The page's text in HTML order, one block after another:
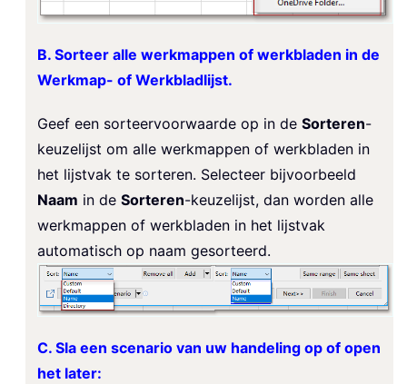
B. Sorteer alle werkmappen of werkbladen in de
Werkmap- of Werkbladlijst.
Geef een sorteervoorwaarde op in de Sorteren-
keuzelijst om alle werkmappen of werkbladen in
het lijstvak te sorteren. Selecteer bijvoorbeeld
Naam in de Sorteren-keuzelijst, dan worden alle
werkmappen of werkbladen in het lijstvak
automatisch op naam gesorteerd.
C. Sla een scenario van uw handeling op of open
het later: